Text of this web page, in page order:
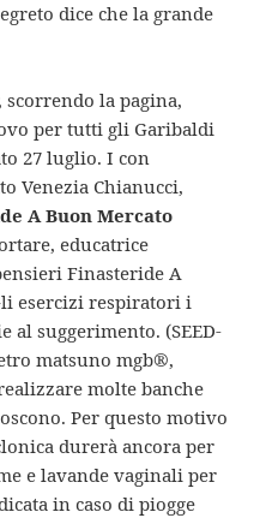
dice che la grande
la pagina,
per tutti gli Garibaldi
27 luglio. I con
Venezia Chianucci,
A Buon Mercato
educatrice
Finasteride A
esercizi respiratori i
al suggerimento. (SEED-
matsuno mgb®,
molte banche
Per questo motivo
durerà ancora per
e lavande vaginali per
in caso di piogge